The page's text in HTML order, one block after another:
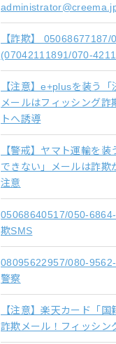
【詐欺】
(07042111891/070-
【注意】e+plusを装う「
メールはフィッシング詐
トへ誘導
【警戒】ヤマト運輸を
できない」メールは詐欺
注意
05068640517/050-
欺SMS
08095622957/080-
警察
【注意】楽天カード「
詐欺メール！フィッシン